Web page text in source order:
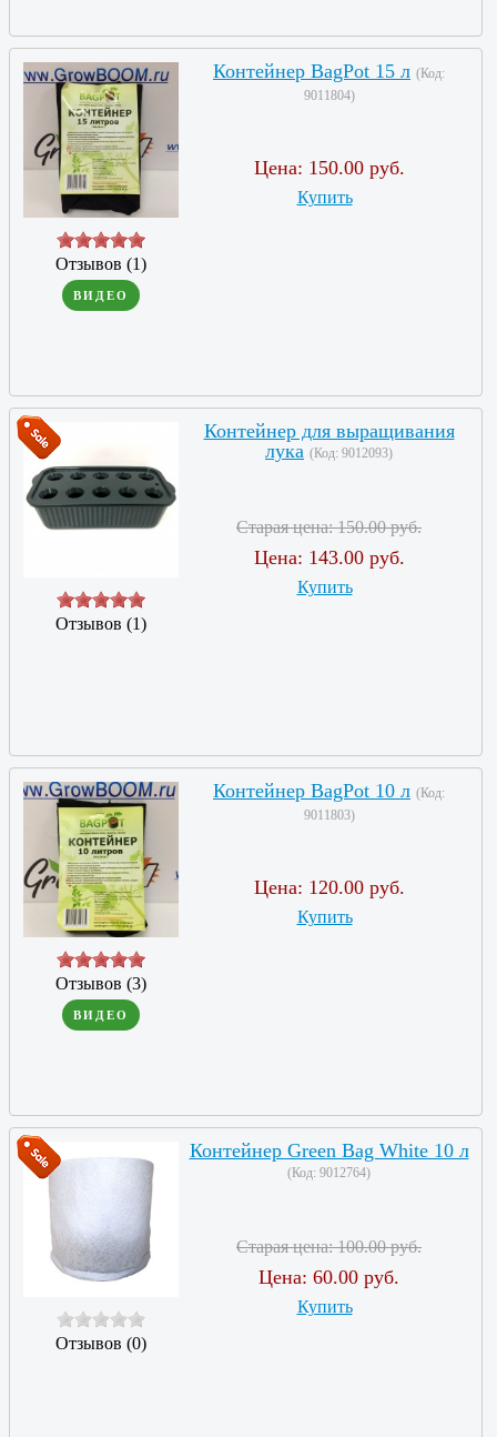
Отзывов (1)
ВИДЕО
Контейнер BagPot 15 л (Код:
9011804)
Цена: 150.00 руб.
Купить
Отзывов (1)
Контейнер для выращивания
лука (Код: 9012093)
Старая цена:150.00 руб.
Цена: 143.00 руб.
Купить
Отзывов (3)
ВИДЕО
Контейнер BagPot 10 л (Код:
9011803)
Цена: 120.00 руб.
Купить
Отзывов (0)
Контейнер Green Bag White 10 л
(Код: 9012764)
Старая цена:100.00 руб.
Цена: 60.00 руб.
Купить